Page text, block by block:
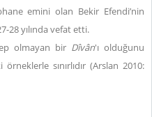
emini olan Bekir Efendi’nin
28 yılında vefat etti.
olmayan bir Dîvân'ı olduğunu
sınırlıdır (Arslan 2010: